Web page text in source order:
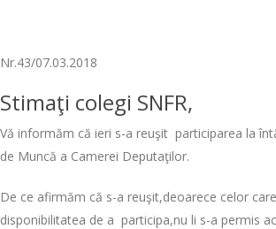
Nr.43/07.03.2018
Stimaţi colegi SNFR,
Vă informăm că ieri s-a reuşit participarea la
de Muncă a Camerei Deputaţilor.
De ce afirmăm că s-a reuşit,deoarece celor
disponibilitatea de a participa,nu li s-a permis